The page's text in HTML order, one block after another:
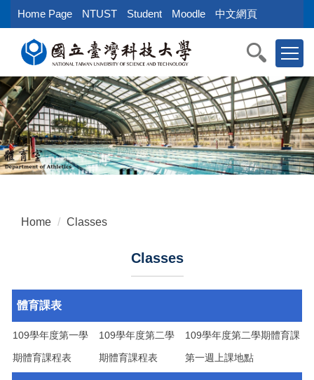
Jump
to
main
content
block
Home Page NTUST Student Moodle 中文網頁
Home Classes
Classes
體育課表
109學年度第一學
期體育課程表
109學年度第二學
期體育課程表
109學年度第二學期體育課
第一週上課地點